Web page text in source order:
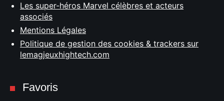
Les super-héros Marvel célèbres et acteurs
associés
Mentions Légales
Politique de gestion des cookies & trackers sur
lemagjeuxhightech.com
Favoris